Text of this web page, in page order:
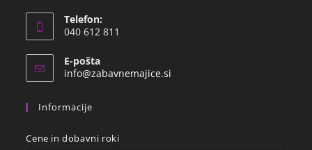
Telefon:
040 612 811
E-pošta
info@zabavnemajice.si
Informacije
Cene in dobavni roki